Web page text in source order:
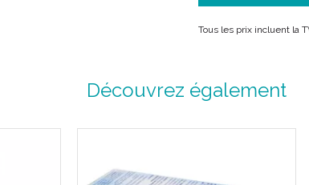
Tous les prix incluent la
Découvrez également